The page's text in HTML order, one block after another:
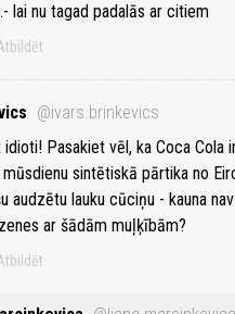
lai nu tagad padalās ar citiem
@ivars.brinkevics
Pasakiet vēl, ka Coca Cola
sintētiskā pārtika no
audzētu lauku cūciņu - kauna
ar šādām muļķībām?